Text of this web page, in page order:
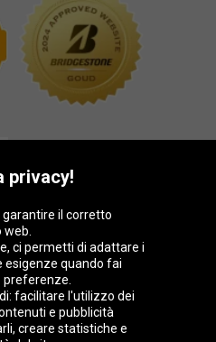
Deutschland Éire
privacy!
il corretto
ci permetti di adattare i
esigenze quando fai
preferenze.
facilitare l'utilizzo dei
e pubblicità
creare statistiche e